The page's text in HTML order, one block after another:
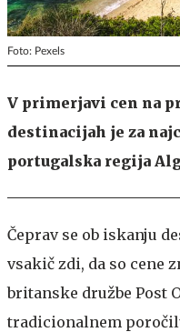
Foto: Pexels
V primerjavi cen na
destinacijah je za
portugalska regija
Čeprav se ob iskanju
vsakič zdi, da so cene
britanske družbe Post
tradicionalnem